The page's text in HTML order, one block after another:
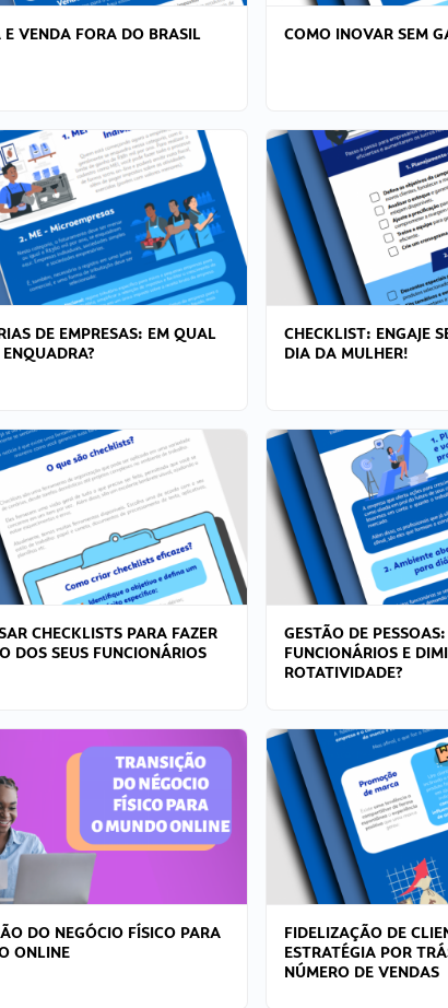
E VENDA FORA DO BRASIL COMO INOVAR SEM
DE EMPRESAS: EM QUAL
CHECKLIST: ENGAJE
DIA DA MULHER!
CHECKLISTS PARA FAZER
DOS SEUS FUNCIONÁRIOS
GESTÃO DE
FUNCIONÁRIOS E
ROTATIVIDADE?
DO NEGÓCIO FÍSICO PARA
ONLINE
FIDELIZAÇÃO DE
ESTRATÉGIA POR
NÚMERO DE VENDAS